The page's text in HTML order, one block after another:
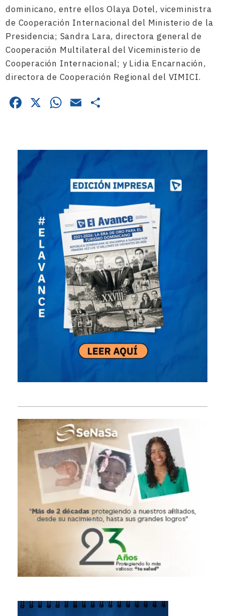
dominicano, entre ellos Olaya Dotel, viceministra
de Cooperación Internacional del Ministerio de la
Presidencia; Sandra Lara, directora general de
Cooperación Multilateral del Viceministerio de
Cooperación Internacional; y Lidia Encarnación,
directora de Cooperación Regional del VIMICI.
Facebook
X WhatsApp
Email